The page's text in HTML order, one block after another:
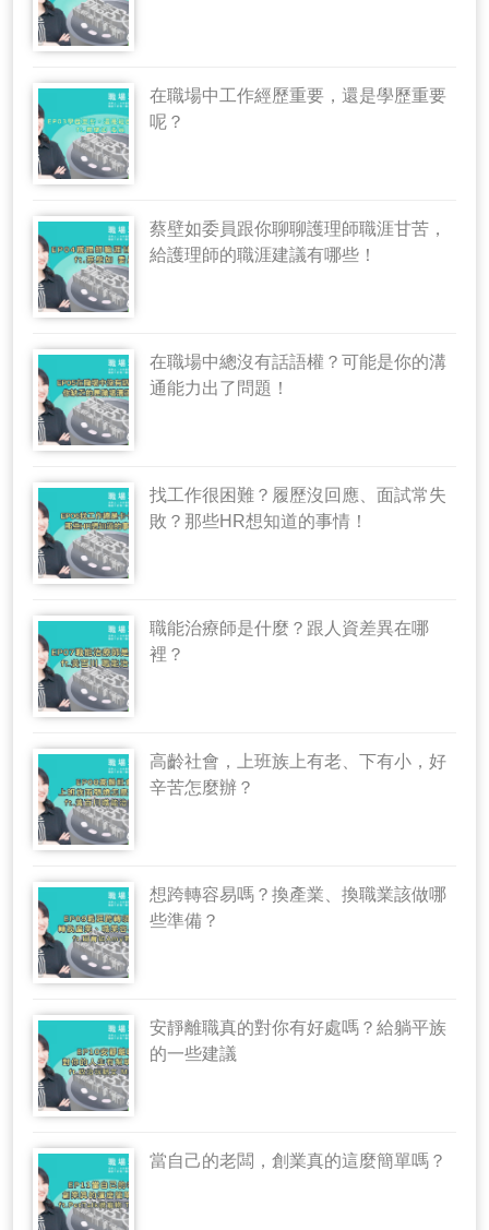
在職場中工作經歷重要，還是學歷重要
呢？
蔡壁如委員跟你聊聊護理師職涯甘苦，
給護理師的職涯建議有哪些！
在職場中總沒有話語權？可能是你的溝
通能力出了問題！
找工作很困難？履歷沒回應、面試常失
敗？那些HR想知道的事情！
職能治療師是什麼？跟人資差異在哪
裡？
高齡社會，上班族上有老、下有小，好
辛苦怎麼辦？
想跨轉容易嗎？換產業、換職業該做哪
些準備？
安靜離職真的對你有好處嗎？給躺平族
的一些建議
當自己的老闆，創業真的這麼簡單嗎？